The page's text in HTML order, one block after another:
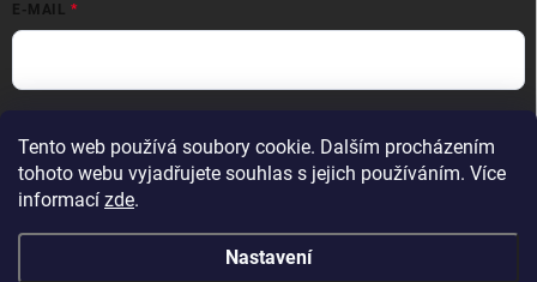
Tento web používá soubory cookie. Dalším procházením
tohoto webu vyjadřujete souhlas s jejich používáním. Více
informací zde.
Nastavení
E-MAIL
Přihlásit se